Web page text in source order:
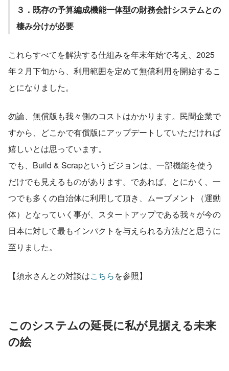
３．既存の予算編成機能一体型の財務会計システムとの
棲み分けが必要
これらすべてを解決する仕組みを年末年始で考え、2025
年２月下旬から、利用範囲を定めて無償利用を開始するこ
とになりました。
勿論、無償版も我々側のコストはかかります。民間企業で
すから、どこかで有償版にアップデートしていただければ
嬉しいとは思っています。
でも、Build & Scrapというビジョンは、一部機能を使う
だけでも見えるものがあります。であれば、とにかく、一
つでも多くの自治体に利用して頂き、ムーブメント（運動
体）となっていく事が、スタートアップである我々が今の
日本に対して最もインパクトを与えられる方法だと思うに
至りました。
【須永さんとの対談はこちらを参照】
このシステムの延長に私が見据える未来
の絵